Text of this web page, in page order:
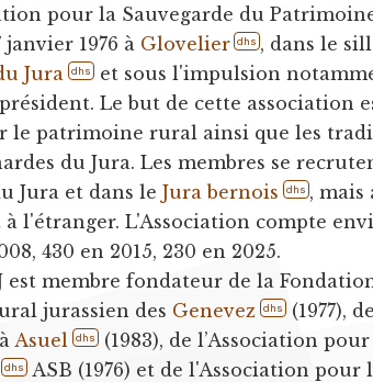
pour la Sauvegarde du
1976 à Glovelier dhs , dans le
Jura
dhs et sous l'impulsion
Le but de cette association
le patrimoine rural ainsi que les
du Jura. Les membres se
Jura et dans leJura bernois dhs , mais
à l'étranger. L'Association compte
430 en 2015, 230 en 2025.
est membre fondateur de la
jurassien des Genevez dhs
(1977),
Asuel dhs
(1983), de l’Association
dhs
ASB (1976) et de l'Association pour